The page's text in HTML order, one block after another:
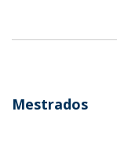
Mestrados